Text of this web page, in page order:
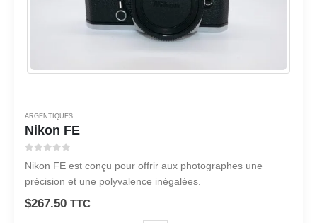
ARGENTIQUES
Nikon FE
Nikon FE est conçu pour offrir aux photographes une
précision et une polyvalence inégalées.
$267.50 TTC